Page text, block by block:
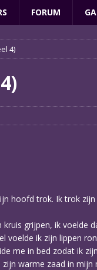
FORUM
4)
hoofd trok. Ik trok
grijpen, ik
voelde ik zijn lippen
me in bed zodat ik
warme zaad in